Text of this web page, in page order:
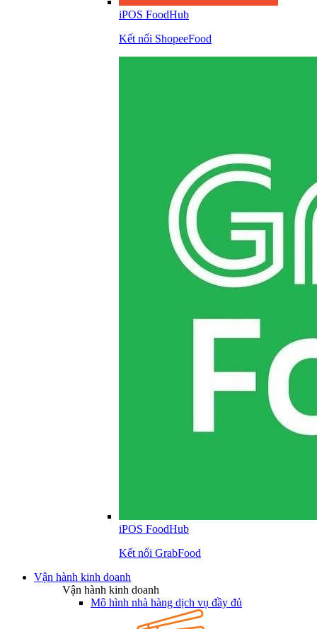
iPOS FoodHub
Kết nối ShopeeFood
iPOS FoodHub
Kết nối GrabFood
Vận hành kinh doanh
Vận hành kinh doanh
Mô hình nhà hàng dịch vụ đầy đủ